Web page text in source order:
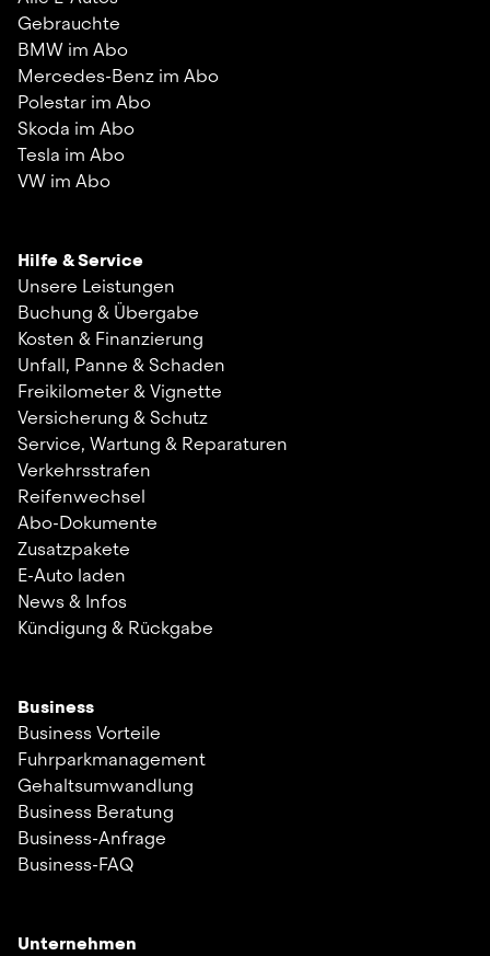
Gebrauchte
BMW im Abo
Mercedes-Benz im Abo
Polestar im Abo
Skoda im Abo
Tesla im Abo
VW im Abo
Hilfe & Service
Unsere Leistungen
Buchung & Übergabe
Kosten & Finanzierung
Unfall, Panne & Schaden
Freikilometer & Vignette
Versicherung & Schutz
Service, Wartung & Reparaturen
Verkehrsstrafen
Reifenwechsel
Abo-Dokumente
Zusatzpakete
E-Auto laden
News & Infos
Kündigung & Rückgabe
Business
Business Vorteile
Fuhrparkmanagement
Gehaltsumwandlung
Business Beratung
Business-Anfrage
Business-FAQ
Unternehmen